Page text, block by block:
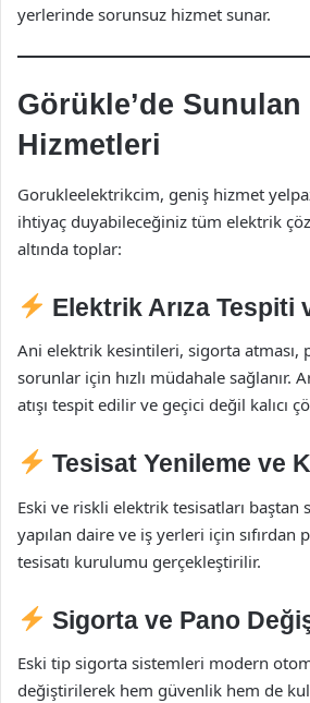
yerlerinde sorunsuz hizmet sunar.
Görükle’de
Hizmetleri
Gorukleelektrikcim, geniş hizmet
ihtiyaç duyabileceğiniz tüm elektrik
altında toplar:
Elektrik Arıza Tespiti
Ani elektrik kesintileri, sigorta atması,
sorunlar için hızlı müdahale sağlanır.
atışı tespit edilir ve geçici değil kalıcı
Tesisat Yenileme ve
Eski ve riskli elektrik tesisatları baştan
yapılan daire ve iş yerleri için sıfırdan
tesisatı kurulumu gerçekleştirilir.
Sigorta ve Pano
Eski tip sigorta sistemleri modern
değiştirilerek hem güvenlik hem de